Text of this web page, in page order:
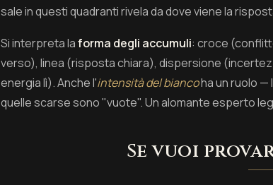
sale in questi quadranti rivela da dove viene la
Si interpreta laforma degli accumuli: croce
verso), linea (risposta chiara), dispersione
energia lì). Anche l'intensità del biancoha un ruolo —
quelle scarse sono "vuote". Un alomante esperto
Se vuoi